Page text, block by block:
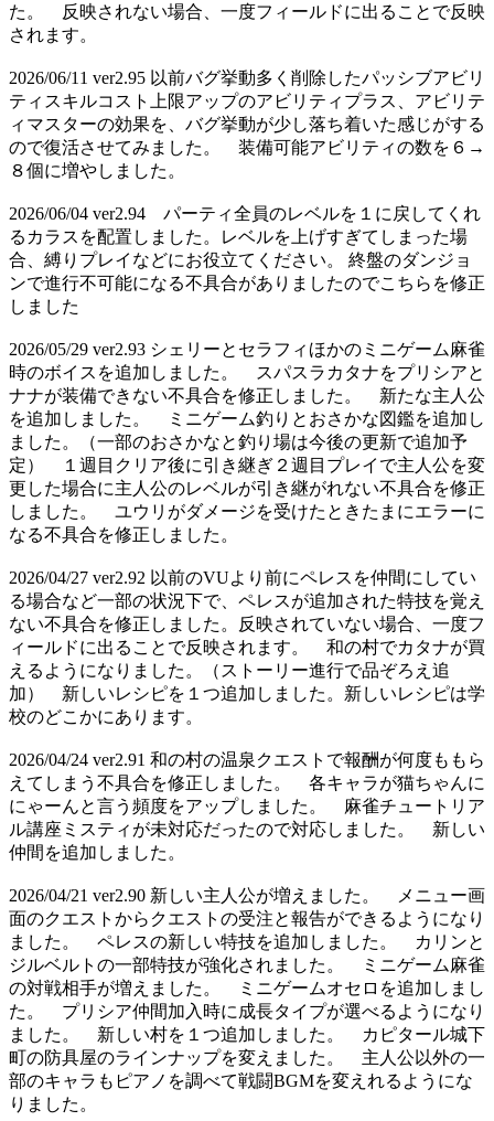
た。 反映されない場合、一度フィールドに出ることで反映
されます。
2026/06/11 ver2.95 以前バグ挙動多く削除したパッシブアビリ
ティスキルコスト上限アップのアビリティプラス、アビリテ
ィマスターの効果を、バグ挙動が少し落ち着いた感じがする
ので復活させてみました。 装備可能アビリティの数を６→
８個に増やしました。
2026/06/04 ver2.94 パーティ全員のレベルを１に戻してくれ
るカラスを配置しました。レベルを上げすぎてしまった場
合、縛りプレイなどにお役立てください。 終盤のダンジョ
ンで進行不可能になる不具合がありましたのでこちらを修正
しました
2026/05/29 ver2.93 シェリーとセラフィほかのミニゲーム麻雀
時のボイスを追加しました。 スパスラカタナをプリシアと
ナナが装備できない不具合を修正しました。 新たな主人公
を追加しました。 ミニゲーム釣りとおさかな図鑑を追加し
ました。（一部のおさかなと釣り場は今後の更新で追加予
定） １週目クリア後に引き継ぎ２週目プレイで主人公を変
更した場合に主人公のレベルが引き継がれない不具合を修正
しました。 ユウリがダメージを受けたときたまにエラーに
なる不具合を修正しました。
2026/04/27 ver2.92 以前のVUより前にペレスを仲間にしてい
る場合など一部の状況下で、ペレスが追加された特技を覚え
ない不具合を修正しました。反映されていない場合、一度フ
ィールドに出ることで反映されます。 和の村でカタナが買
えるようになりました。（ストーリー進行で品ぞろえ追
加） 新しいレシピを１つ追加しました。新しいレシピは学
校のどこかにあります。
2026/04/24 ver2.91 和の村の温泉クエストで報酬が何度ももら
えてしまう不具合を修正しました。 各キャラが猫ちゃんに
にゃーんと言う頻度をアップしました。 麻雀チュートリア
ル講座ミスティが未対応だったので対応しました。 新しい
仲間を追加しました。
2026/04/21 ver2.90 新しい主人公が増えました。 メニュー画
面のクエストからクエストの受注と報告ができるようになり
ました。 ペレスの新しい特技を追加しました。 カリンと
ジルベルトの一部特技が強化されました。 ミニゲーム麻雀
の対戦相手が増えました。 ミニゲームオセロを追加しまし
た。 プリシア仲間加入時に成長タイプが選べるようになり
ました。 新しい村を１つ追加しました。 カピタール城下
町の防具屋のラインナップを変えました。 主人公以外の一
部のキャラもピアノを調べて戦闘BGMを変えれるようにな
りました。